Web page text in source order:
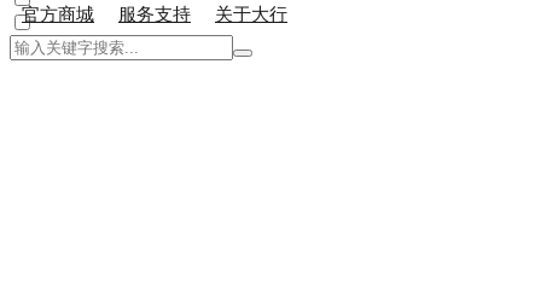
官方商城 服务支持 关于大行